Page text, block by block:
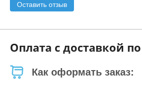
Оставить отзыв
Оплата с доставкой
Как оформать заказ: